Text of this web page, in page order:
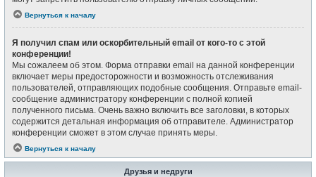
Вернуться к началу
Я получил спам или оскорбительный email от кого-то с этой
конференции!
Мы сожалеем об этом. Форма отправки email на данной конференции
включает меры предосторожности и возможность отслеживания
пользователей, отправляющих подобные сообщения. Отправьте email-
сообщение администратору конференции с полной копией
полученного письма. Очень важно включить все заголовки, в которых
содержится детальная информация об отправителе. Администратор
конференции сможет в этом случае принять меры.
Вернуться к началу
Друзья и недруги